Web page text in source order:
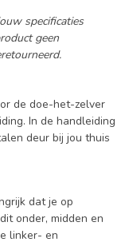
specificaties
geen
de doe-het-zelver
In de handleiding
deur bij jou thuis
dat je op
onder, midden en
linker- en